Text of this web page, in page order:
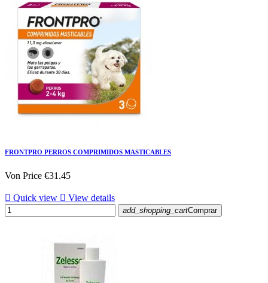
FRONTPRO PERROS COMPRIMIDOS MASTICABLES
Von Price €31.45
 Quick view  View details
add_shopping_cartComprar